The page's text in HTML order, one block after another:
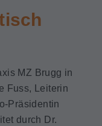
MZ Brugg in
Fuss, Leiterin
Präsidentin
durch Dr.